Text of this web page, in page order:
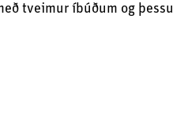
tveimur íbúðum og þessu